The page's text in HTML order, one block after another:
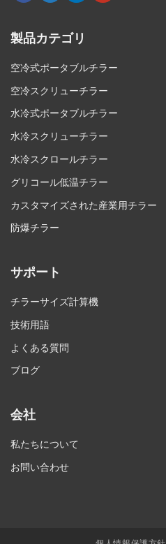
製品カテゴリ
空冷式ポータブルチラー
空冷スクリューチラー
水冷式ポータブルチラー
水冷スクリューチラー
水冷スクロールチラー
グリコール低温チラー
カスタマイズされた産業用チラー
防爆チラー
サポート
チラーサイズ計算機
技術用語
よくある質問
ブログ
会社
私たちについて
お問い合わせ